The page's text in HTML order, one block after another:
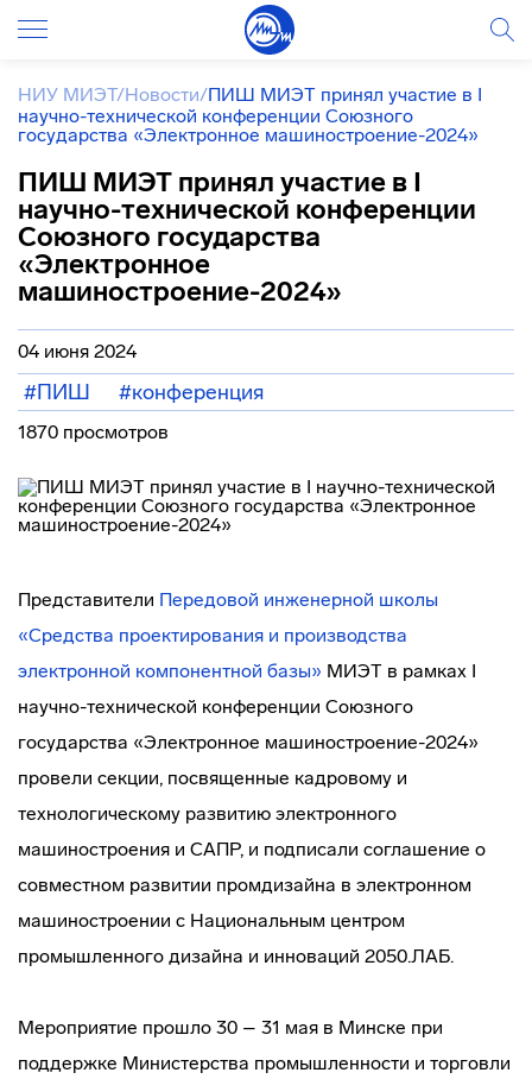
НИУ МИЭТ/Новости/ПИШ МИЭТ принял участие в I
научно-технической конференции Союзного
государства «Электронное машиностроение-2024»
ПИШ МИЭТ принял участие в I
научно-технической конференции
Союзного государства
«Электронное
машиностроение-2024»
04 июня 2024
#ПИШ #конференция
1870 просмотров
Представители Передовой инженерной школы
«Средства проектирования и производства
электронной компонентной базы» МИЭТ в рамках I
научно-технической конференции Союзного
государства «Электронное машиностроение-2024»
провели секции, посвященные кадровому и
технологическому развитию электронного
машиностроения и САПР, и подписали соглашение о
совместном развитии промдизайна в электронном
машиностроении с Национальным центром
промышленного дизайна и инноваций 2050.ЛАБ.
Мероприятие прошло 30 – 31 мая в Минске при
поддержке Министерства промышленности и торговли